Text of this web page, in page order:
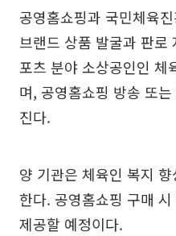
공영홈쇼핑과 국민체육
브랜드 상품 발굴과 판로
포츠 분야 소상공인인 체
며, 공영홈쇼핑 방송 또
진다.
양 기관은 체육인 복지
한다. 공영홈쇼핑 구매
제공할 예정이다.